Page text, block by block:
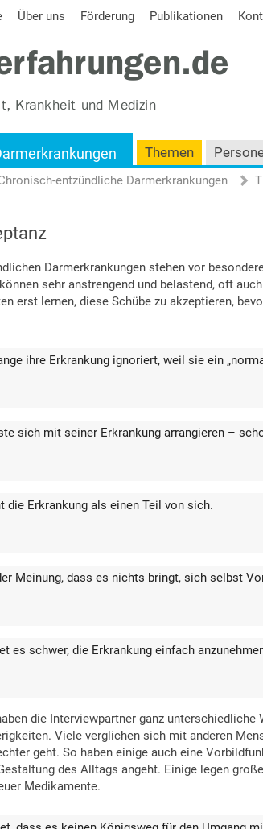
Über uns Förderung Publikationen
Themen
entzündliche Darmerkrankungen
Darmerkrankungen stehen vor
sehr anstrengend und belastend, oft
erst lernen, diese Schübe zu akzeptieren,
ihre Erkrankung ignoriert, weil sie ein
sich mit seiner Erkrankung arrangieren –
die Erkrankung als einen Teil von sich.
Meinung, dass es nichts bringt, sich selbst
es schwer, die Erkrankung einfach
die Interviewpartner ganz unterschiedliche
Viele verglichen sich mit anderen
geht. So haben einige auch eine
des Alltags angeht. Einige legen
Medikamente.